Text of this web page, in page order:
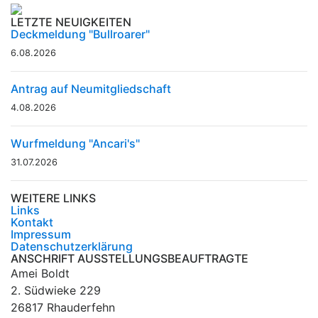
LETZTE NEUIGKEITEN
Deckmeldung "Bullroarer"
6.08.2026
Antrag auf Neumitgliedschaft
4.08.2026
Wurfmeldung "Ancari's"
31.07.2026
WEITERE LINKS
Links
Kontakt
Impressum
Datenschutzerklärung
ANSCHRIFT AUSSTELLUNGSBEAUFTRAGTE
Amei Boldt
2. Südwieke 229
26817 Rhauderfehn